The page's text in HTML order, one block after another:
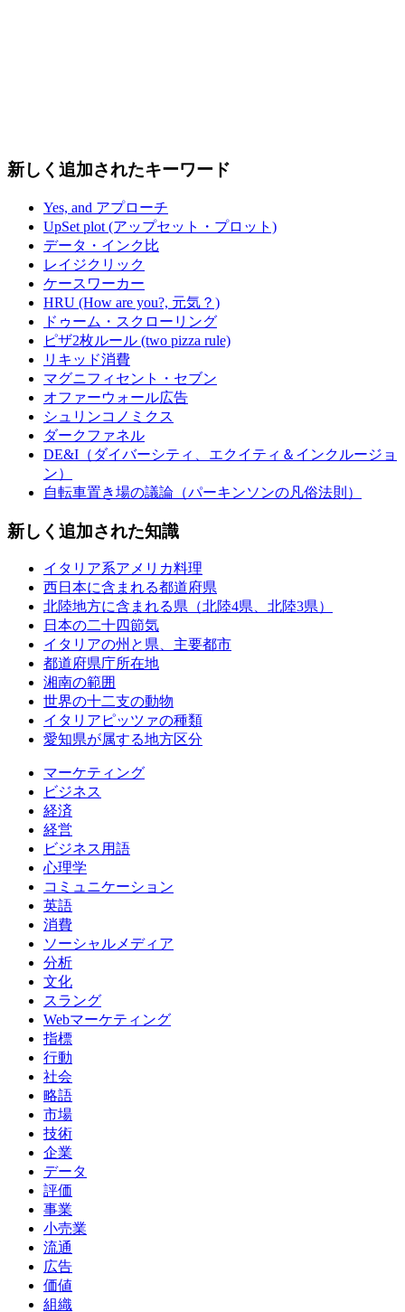
新しく追加されたキーワード
Yes, and アプローチ
UpSet plot (アップセット・プロット)
データ・インク比
レイジクリック
ケースワーカー
HRU (How are you?, 元気？)
ドゥーム・スクローリング
ピザ2枚ルール (two pizza rule)
リキッド消費
マグニフィセント・セブン
オファーウォール広告
シュリンコノミクス
ダークファネル
DE&I（ダイバーシティ、エクイティ＆インクルージョ
ン）
自転車置き場の議論（パーキンソンの凡俗法則）
新しく追加された知識
イタリア系アメリカ料理
西日本に含まれる都道府県
北陸地方に含まれる県（北陸4県、北陸3県）
日本の二十四節気
イタリアの州と県、主要都市
都道府県庁所在地
湘南の範囲
世界の十二支の動物
イタリアピッツァの種類
愛知県が属する地方区分
マーケティング
ビジネス
経済
経営
ビジネス用語
心理学
コミュニケーション
英語
消費
ソーシャルメディア
分析
文化
スラング
Webマーケティング
指標
行動
社会
略語
市場
技術
企業
データ
評価
事業
小売業
流通
広告
価値
組織